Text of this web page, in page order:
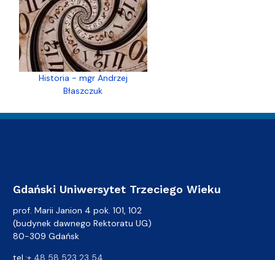
Historia - mgr Andrzej
Błaszczuk
Gdański Uniwersytet Trzeciego Wieku
prof. Marii Janion 4 pok. 101, 102
(budynek dawnego Rektoratu UG)
80-309 Gdańsk
tel.:+ 48 58 523 23 54